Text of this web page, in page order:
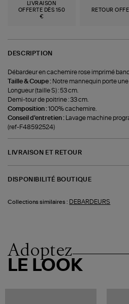
LIVRAISON
OFFERTE DÈS 150
€
RETOUR
DESCRIPTION
Débardeur en cachemire rose imprimé
Taille & Coupe : Notre mannequin porte une
Longueur (taille S) : 53 cm.
Demi-tour de poitrine : 33 cm.
Composition :100% cachemire.
Conseil d'entretien :
Lavage machine
(ref-F48592524)
LIVRAISON ET RETOUR
DISPONIBILITÉ BOUTIQUE
Collections similaires : DEBARDEURS
Adoptez
LE LOOK